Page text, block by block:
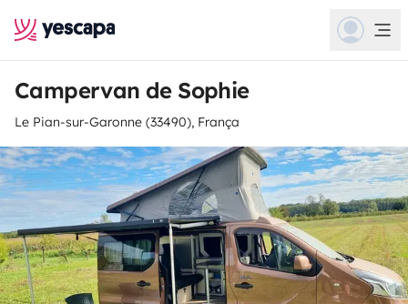
Campervan de Sophie
Le Pian-sur-Garonne (33490), França